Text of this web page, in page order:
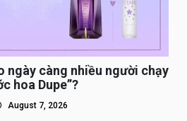
ngày càng nhiều người chạy
hoa Dupe”?
August 7, 2026